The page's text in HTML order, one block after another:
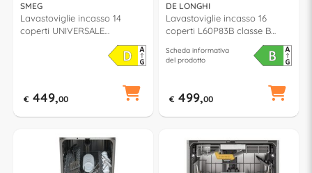
SMEG
Lavastoviglie incasso 14
coperti UNIVERSALE
STL362DQ classe D (L60cm)
€ 449,00
DE LONGHI
Lavastoviglie incasso 16
coperti L60P83B classe B
Scheda informativa
del prodotto
€ 499,00